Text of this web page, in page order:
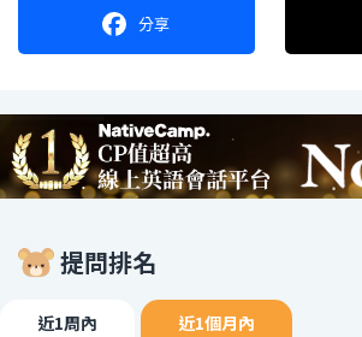
分享
提問排名
近1周內 近1個月內